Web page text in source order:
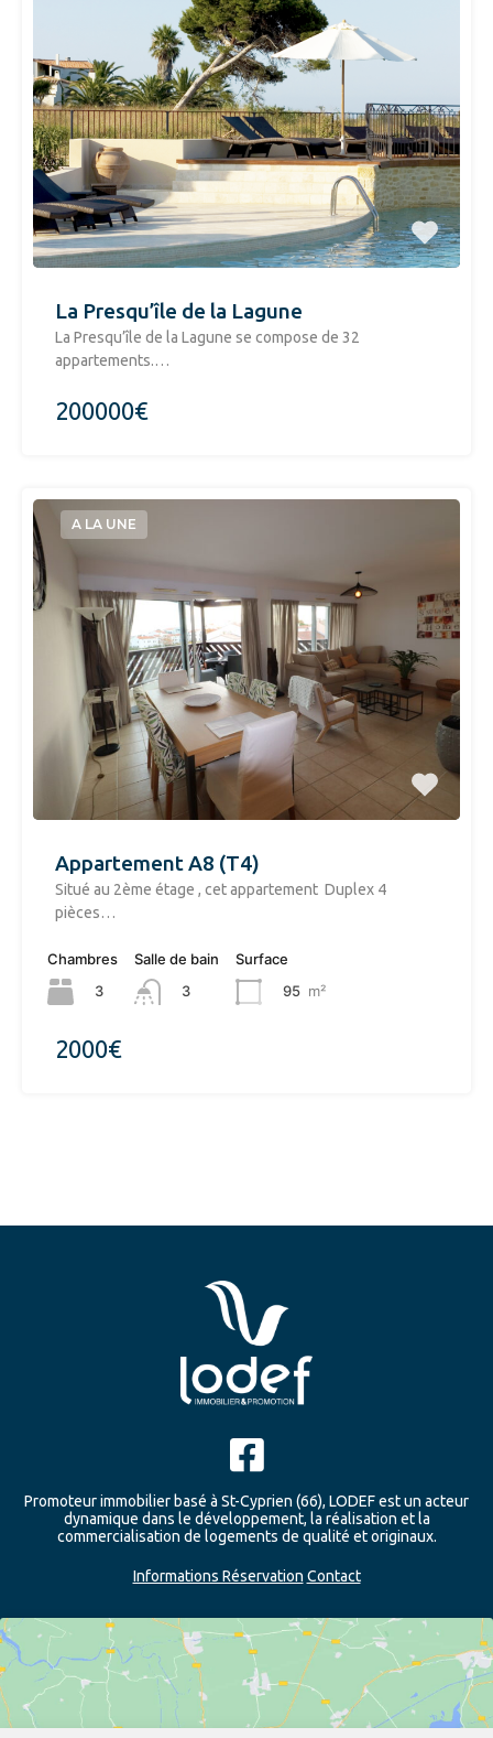
La Presqu’île de la Lagune
La Presqu’île de la Lagune se compose de 32
appartements.…
200000€
A LA UNE
Appartement A8 (T4)
Situé au 2ème étage , cet appartement Duplex 4
pièces…
Chambres
3
Salle de bain
3
Surface
95 m²
2000€
Promoteur immobilier basé à St-Cyprien (66), LODEF est un acteur
dynamique dans le développement, la réalisation et la
commercialisation de logements de qualité et originaux.
Informations Réservation Contact